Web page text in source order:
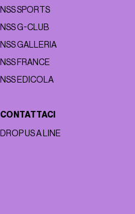
NSS SPORTS
NSS G-CLUB
NSS GALLERIA
NSS FRANCE
NSS EDICOLA
CONTATTACI
DROP US A LINE